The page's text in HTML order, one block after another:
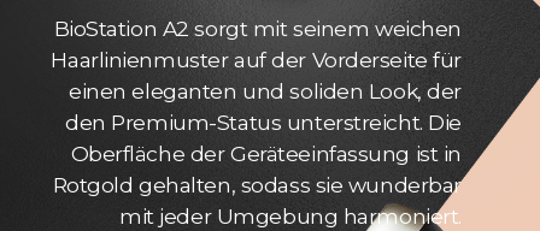
BioStation A2 sorgt mit seinem weichen
Haarlinienmuster auf der Vorderseite für
einen eleganten und soliden Look, der
den Premium-Status unterstreicht. Die
Oberfläche der Geräteeinfassung ist in
Rotgold gehalten, sodass sie wunderbar
mit jeder Umgebung harmoniert.